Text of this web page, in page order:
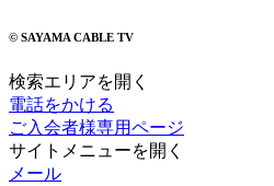
© SAYAMA CABLE TV
検索エリアを開く
電話をかける
ご入会者様専用ページ
サイトメニューを開く
メール